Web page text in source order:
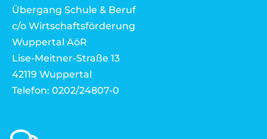
Übergang Schule & Beruf
c/o Wirtschaftsförderung
Wuppertal AöR
Lise-Meitner-Straße 13
42119 Wuppertal
Telefon: 0202/24807-0